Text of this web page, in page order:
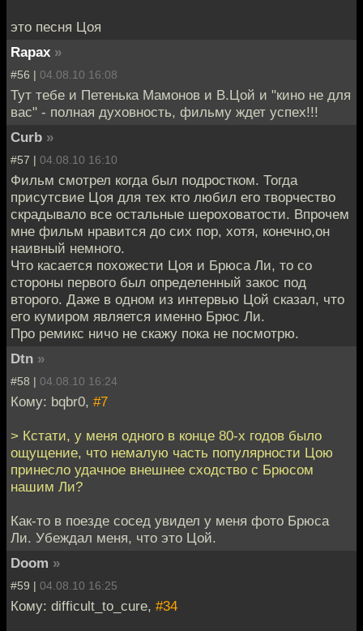
это песня Цоя
Rapax »
#56 | 04.08.10 16:08
Тут тебе и Петенька Мамонов и В.Цой и "кино не для
вас" - полная духовность, фильму ждет успех!!!
Curb »
#57 | 04.08.10 16:10
Фильм смотрел когда был подростком. Тогда
присутсвие Цоя для тех кто любил его творчество
скрадывало все остальные шероховатости. Впрочем
мне фильм нравится до сих пор, хотя, конечно,он
наивный немного.
Что касается похожести Цоя и Брюса Ли, то со
стороны первого был определенный закос под
второго. Даже в одном из интервью Цой сказал, что
его кумиром является именно Брюс Ли.
Про ремикс ничо не скажу пока не посмотрю.
Dtn »
#58 | 04.08.10 16:24
Кому: bqbr0, #7
> Кстати, у меня одного в конце 80-х годов было
ощущение, что немалую часть популярности Цою
принесло удачное внешнее сходство с Брюсом
нашим Ли?
Как-то в поезде сосед увидел у меня фото Брюса
Ли. Убеждал меня, что это Цой.
Doom »
#59 | 04.08.10 16:25
Кому: difficult_to_cure, #34